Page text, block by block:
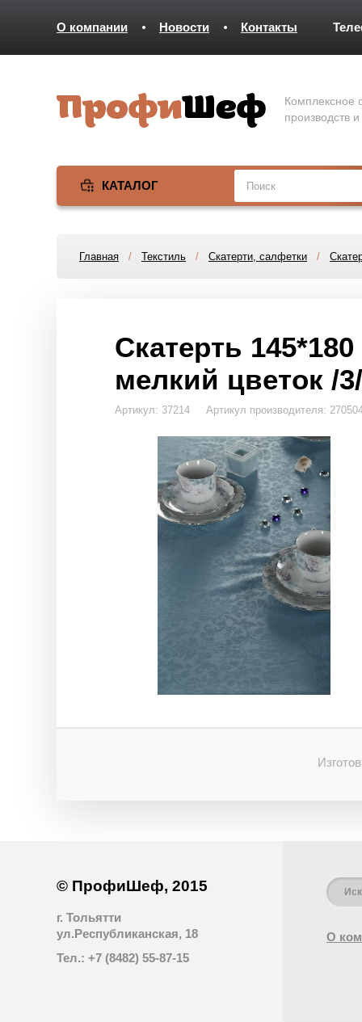
О компании Новости Контакты
Комплексное
производств
КАТАЛОГ
Главная / Текстиль / Скатерти, салфетки /
Скатерть
мелкий цветок /
Артикул: 37214 Артикул производителя:
© ПрофиШеф, 2015
г. Тольятти
ул.Республиканская, 18
Тел.: +7 (8482) 55-87-15
О